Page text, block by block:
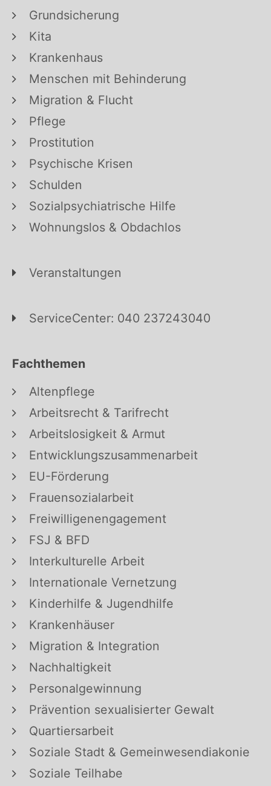
Grundsicherung
Kita
Krankenhaus
Menschen mit Behinderung
Migration & Flucht
Pflege
Prostitution
Psychische Krisen
Schulden
Sozialpsychiatrische Hilfe
Wohnungslos & Obdachlos
Veranstaltungen
ServiceCenter: 040 237243040
Fachthemen
Altenpflege
Arbeitsrecht & Tarifrecht
Arbeitslosigkeit & Armut
Entwicklungszusammenarbeit
EU-Förderung
Frauensozialarbeit
Freiwilligenengagement
FSJ & BFD
Interkulturelle Arbeit
Internationale Vernetzung
Kinderhilfe & Jugendhilfe
Krankenhäuser
Migration & Integration
Nachhaltigkeit
Personalgewinnung
Prävention sexualisierter Gewalt
Quartiersarbeit
Soziale Stadt & Gemeinwesendiakonie
Soziale Teilhabe